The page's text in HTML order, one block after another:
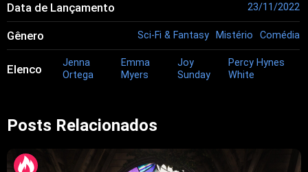
Data de Lançamento 23/11/2022
Gênero Sci-Fi & Fantasy Mistério Comédia
Elenco
Jenna
Ortega
Emma
Myers
Joy
Sunday
Percy Hynes
White
Posts Relacionados